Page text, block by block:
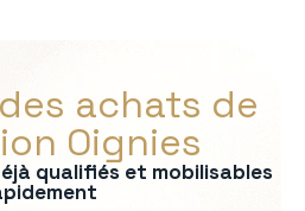
achats de
Oignies
qualifiés et mobilisables